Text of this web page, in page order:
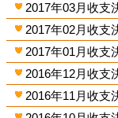
2017年03月收支
2017年02月收支
2017年01月收支
2016年12月收支
2016年11月收支